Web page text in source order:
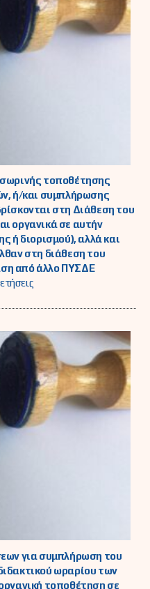
τοποθέτησης
ή/και συμπλήρωσης
στη Διάθεση του
οργανικά σε αυτήν
ή διορισμού), αλλά και
στη διάθεση του
από άλλο ΠΥΣΔΕ
για συμπλήρωση του
ωραρίου των
τοποθέτηση σε